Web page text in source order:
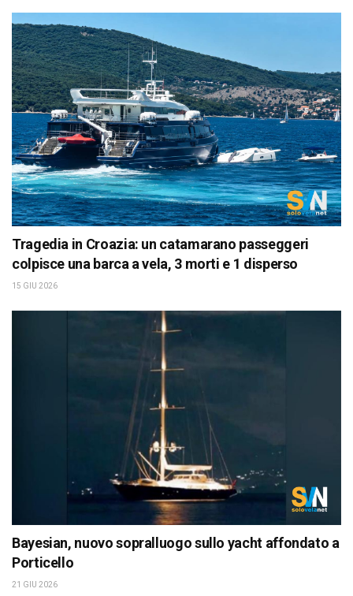
Tragedia in Croazia: un catamarano passeggeri
colpisce una barca a vela, 3 morti e 1 disperso
15 GIU 2026
Bayesian, nuovo sopralluogo sullo yacht affondato a
Porticello
21 GIU 2026